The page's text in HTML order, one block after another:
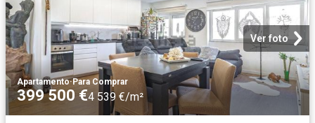
Ver foto
Apartamento·Para Comprar
399 500 €4 539 €/m²